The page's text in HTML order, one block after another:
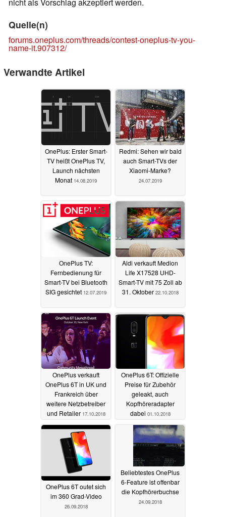
Quelle(n)
forums.oneplus.com/threads/contest-oneplus-tv-you-
name-it.907312/
Verwandte Artikel
OnePlus: Erster Smart-
TV heißt OnePlus TV,
Launch nächsten
Monat 14.08.2019
Redmi: Sehen wir bald
auch Smart-TVs der
Xiaomi-Marke?
24.07.2019
OnePlus TV:
Fernbedienung für
Smart-TV bei Bluetooth
SIG gesichtet 12.07.2019
Aldi verkauft Medion
Life X17528 UHD-
Smart-TV mit 75 Zoll ab
31. Oktober 22.10.2018
OnePlus verkauft
OnePlus 6T in UK und
Frankreich über
weitere Netzbetreiber
und Retailer 17.10.2018
OnePlus 6T: Offizielle
Preise für Zubehör
geleakt, auch
Kopfhöreradapter
dabei 01.10.2018
OnePlus 6T outet sich
im 360 Grad-Video
26.09.2018
Beliebtestes OnePlus
6-Feature ist offenbar
die Kopfhörerbuchse
24.09.2018